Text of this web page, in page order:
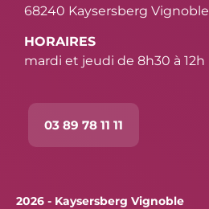
68240 Kaysersberg Vignoble
HORAIRES
mardi et jeudi de 8h30 à 12h
03 89 78 11 11
2026 - Kaysersberg Vignoble